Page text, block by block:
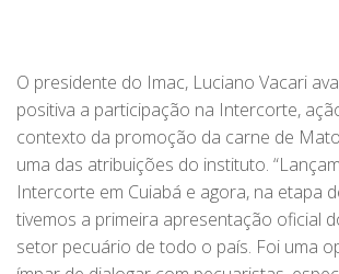
O presidente do Imac, Luciano Vacari
positiva a participação na Intercorte,
contexto da promoção da carne de
uma das atribuições do instituto.
Intercorte em Cuiabá e agora, na etapa
tivemos a primeira apresentação oficial
setor pecuário de todo o país. Foi uma